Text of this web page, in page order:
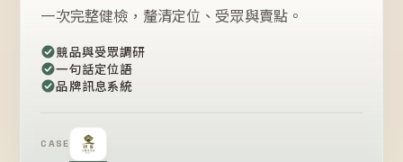
一次完整健檢，釐清定位、受眾與賣點。
競品與受眾調研
一句話定位語
品牌訊息系統
CASE